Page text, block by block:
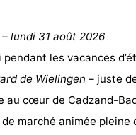
– lundi 31 août 2026
les vacances
de Wielingen – juste
au cœur de Cadzand-
marché animée pleine